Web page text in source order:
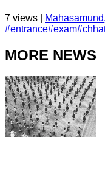
7 views |
#entrance#exam#
MORE NEWS